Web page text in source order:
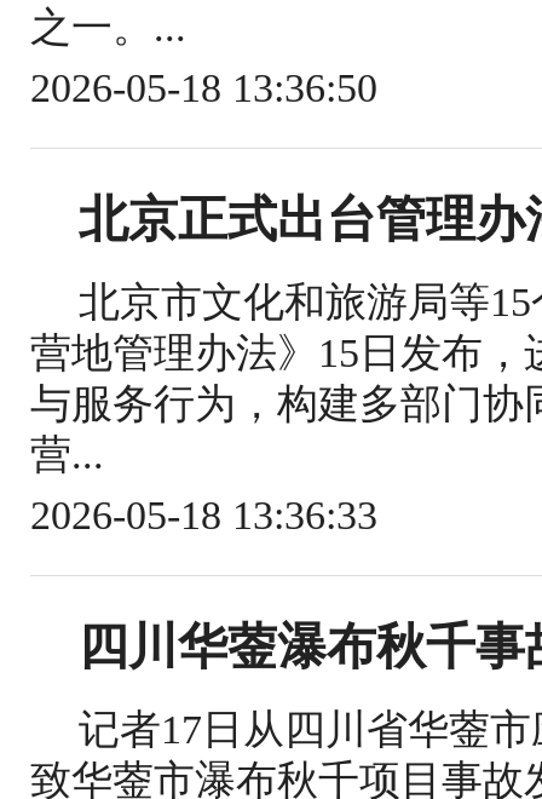
之一。...
2026-05-18 13:36:50
北京正式出台管理
北京市文化和旅游局等
营地管理办法》15日发布
与服务行为，构建多部门
营...
2026-05-18 13:36:33
四川华蓥瀑布秋千
记者17日从四川省华蓥
致华蓥市瀑布秋千项目事